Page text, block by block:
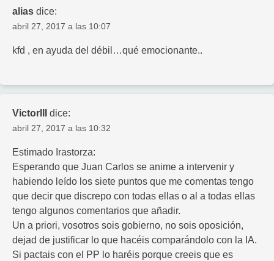
alias dice:
abril 27, 2017 a las 10:07
kfd , en ayuda del débil…qué emocionante..
VictorIII dice:
abril 27, 2017 a las 10:32
Estimado Irastorza:
Esperando que Juan Carlos se anime a intervenir y
habiendo leído los siete puntos que me comentas tengo
que decir que discrepo con todas ellas o al a todas ellas
tengo algunos comentarios que añadir.
Un a priori, vosotros sois gobierno, no sois oposición,
dejad de justificar lo que hacéis comparándolo con la IA.
Si pactais con el PP lo haréis porque creeis que es